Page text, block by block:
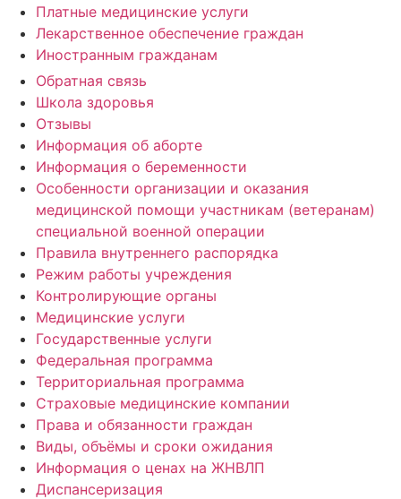
Платные медицинские услуги
Лекарственное обеспечение граждан
Иностранным гражданам
Обратная связь
Школа здоровья
Отзывы
Информация об аборте
Информация о беременности
Особенности организации и оказания
медицинской помощи участникам (ветеранам)
специальной военной операции
Правила внутреннего распорядка
Режим работы учреждения
Контролирующие органы
Медицинские услуги
Государственные услуги
Федеральная программа
Территориальная программа
Страховые медицинские компании
Права и обязанности граждан
Виды, объёмы и сроки ожидания
Информация о ценах на ЖНВЛП
Диспансеризация